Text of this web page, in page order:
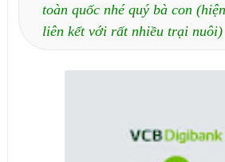
toàn quốc nhé quý bà con
liên kết với rất nhiều trại nuôi)